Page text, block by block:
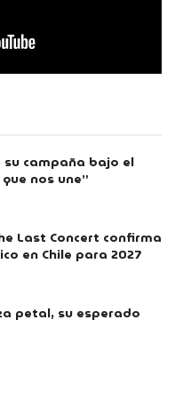
campaña bajo el
nos une”
Last Concert confirma
en Chile para 2027
petal, su esperado